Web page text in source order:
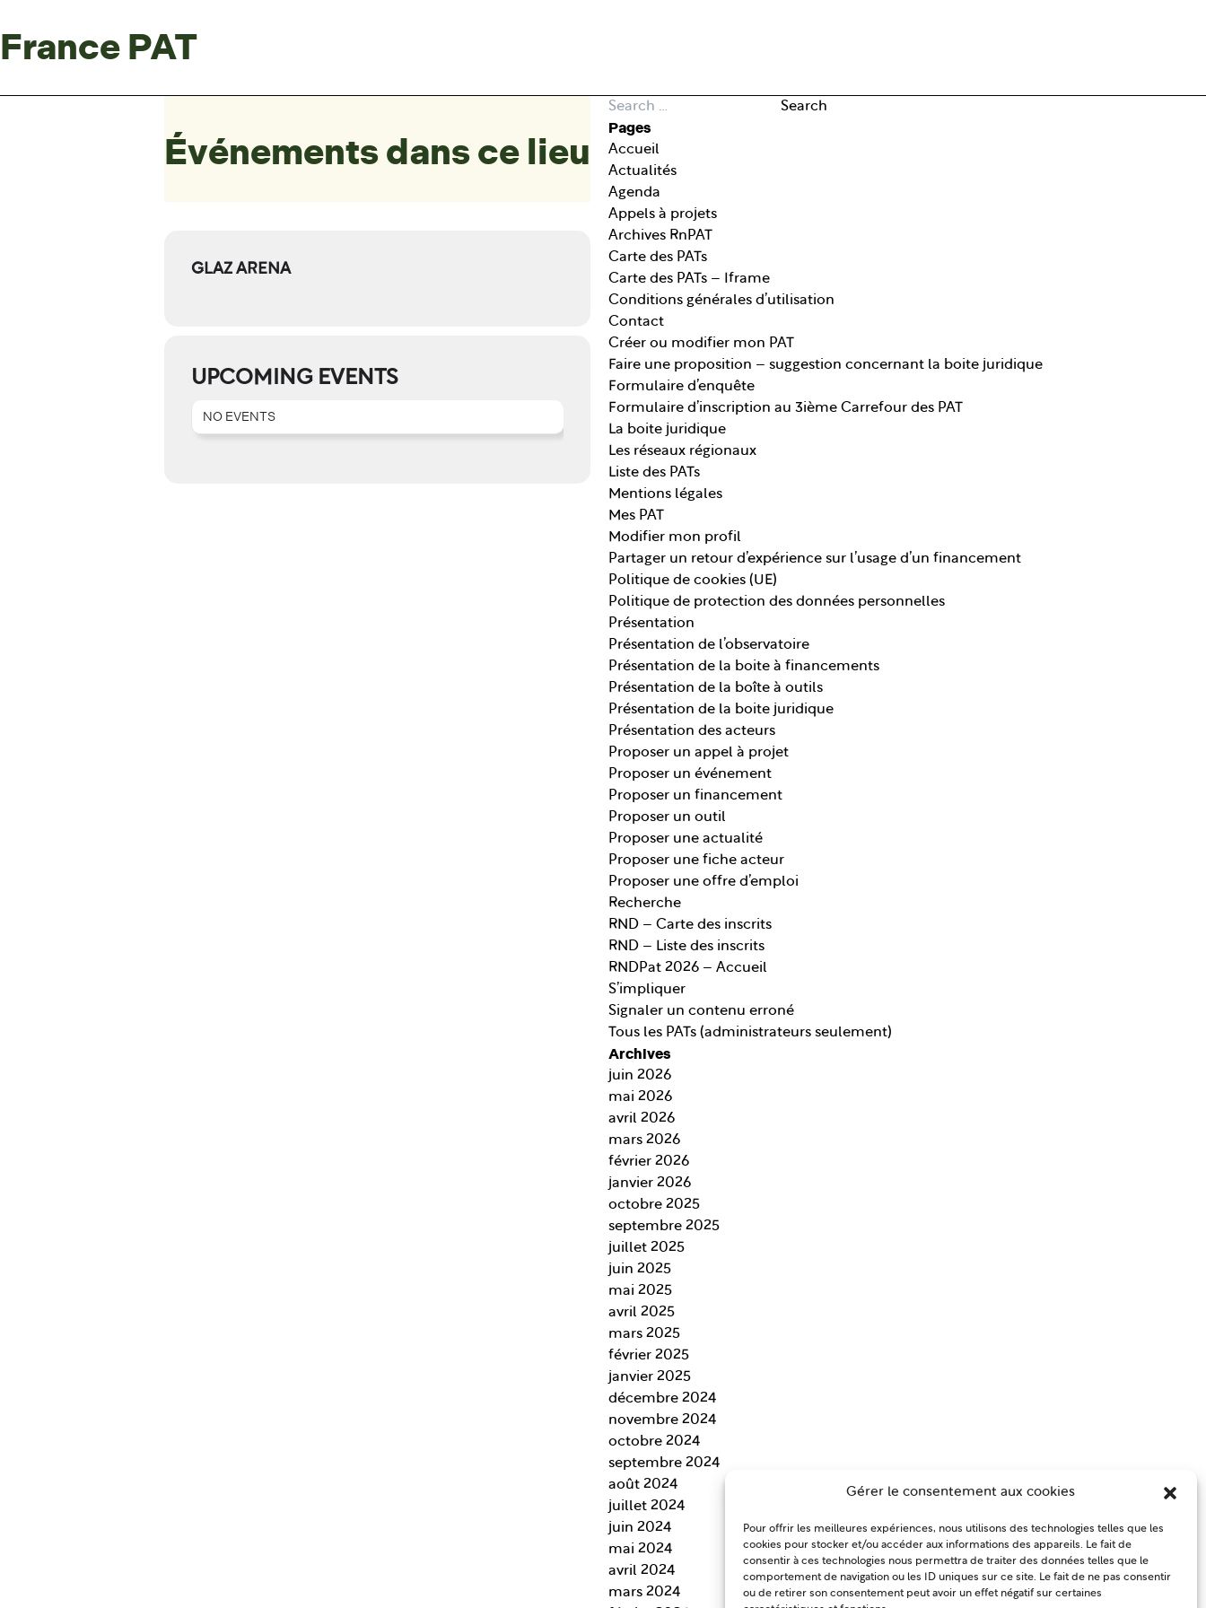
Gérer le consentement aux cookies
Pour offrir les meilleures expériences, nous utilisons des technologies telles que les
cookies pour stocker et/ou accéder aux informations des appareils. Le fait de
consentir à ces technologies nous permettra de traiter des données telles que le
comportement de navigation ou les ID uniques sur ce site. Le fait de ne pas consentir
ou de retirer son consentement peut avoir un effet négatif sur certaines
France PAT
Événements dans ce lieu
GLAZ ARENA
UPCOMING EVENTS
NO EVENTS
Search for: Search
Pages
Accueil
Actualités
Agenda
Appels à projets
Archives RnPAT
Carte des PATs
Carte des PATs – Iframe
Conditions générales d’utilisation
Contact
Créer ou modifier mon PAT
Faire une proposition – suggestion concernant la boite juridique
Formulaire d’enquête
Formulaire d’inscription au 3ième Carrefour des PAT
La boite juridique
Les réseaux régionaux
Liste des PATs
Mentions légales
Mes PAT
Modifier mon profil
Partager un retour d’expérience sur l’usage d’un financement
Politique de cookies (UE)
Politique de protection des données personnelles
Présentation
Présentation de l’observatoire
Présentation de la boite à financements
Présentation de la boîte à outils
Présentation de la boite juridique
Présentation des acteurs
Proposer un appel à projet
Proposer un événement
Proposer un financement
Proposer un outil
Proposer une actualité
Proposer une fiche acteur
Proposer une offre d’emploi
Recherche
RND – Carte des inscrits
RND – Liste des inscrits
RNDPat 2026 – Accueil
S’impliquer
Signaler un contenu erroné
Tous les PATs (administrateurs seulement)
Archives
juin 2026
mai 2026
avril 2026
mars 2026
février 2026
janvier 2026
octobre 2025
septembre 2025
juillet 2025
juin 2025
mai 2025
avril 2025
mars 2025
février 2025
janvier 2025
décembre 2024
novembre 2024
octobre 2024
septembre 2024
août 2024
juillet 2024
juin 2024
mai 2024
avril 2024
mars 2024